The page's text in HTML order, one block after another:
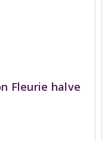
Fleurie halve